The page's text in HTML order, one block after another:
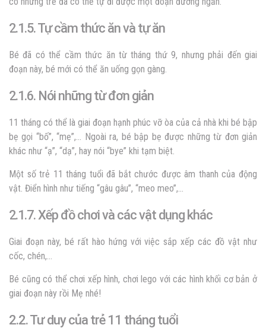
2.1.5. Tự cầm thức ăn và tự ăn
Bé đã có thể cầm thức ăn từ tháng thứ 9, nhưng phải đến giai
đoạn này, bé mới có thể ăn uống gọn gàng.
2.1.6. Nói những từ đơn giản
11 tháng có thể là giai đoạn hạnh phúc vỡ òa của cả nhà khi bé bập
bẹ gọi “bố”, “mẹ”,… Ngoài ra, bé bập bẹ được những từ đơn giản
khác như “ạ”, “dạ”, hay nói “bye” khi tạm biệt.
Một số trẻ 11 tháng tuổi đã bắt chước được âm thanh của động
vật. Điển hình như tiếng “gâu gâu”, “meo meo”,…
2.1.7. Xếp đồ chơi và các vật dụng khác
Giai đoạn này, bé rất hào hứng với việc sắp xếp các đồ vật như
cốc, chén,…
Bé cũng có thể chơi xếp hình, chơi lego với các hình khối cơ bản ở
giai đoạn này rồi Mẹ nhé!
2.2. Tư duy của trẻ 11 tháng tuổi